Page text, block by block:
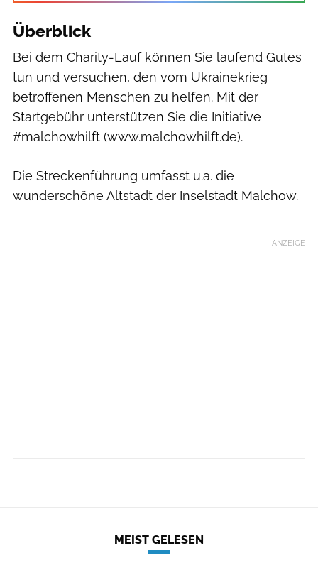
Überblick
Bei dem Charity-Lauf können Sie laufend Gutes
tun und versuchen, den vom Ukrainekrieg
betroffenen Menschen zu helfen. Mit der
Startgebühr unterstützen Sie die Initiative
#malchowhilft (www.malchowhilft.de).
Die Streckenführung umfasst u.a. die
wunderschöne Altstadt der Inselstadt Malchow.
ANZEIGE
MEIST GELESEN